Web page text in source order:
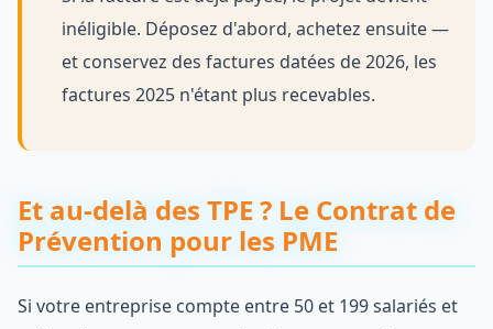
inéligible. Déposez d'abord, achetez ensuite —
et conservez des factures datées de 2026, les
factures 2025 n'étant plus recevables.
Et au-delà des TPE ? Le Contrat de
Prévention pour les PME
Si votre entreprise compte entre 50 et 199 salariés et